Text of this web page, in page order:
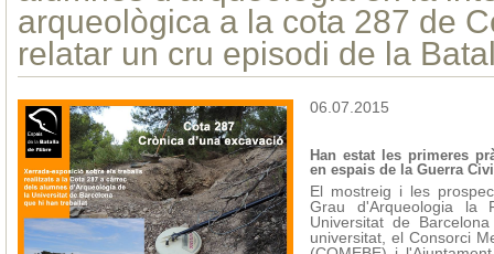
arqueològica a la cota 287 de
relatar un cru episodi de la
06.07.2015
Han estat les primeres
en espais de la Guerra
El mostreig i les
Grau d'Arqueologia la
Universitat de
universitat, el Consorci